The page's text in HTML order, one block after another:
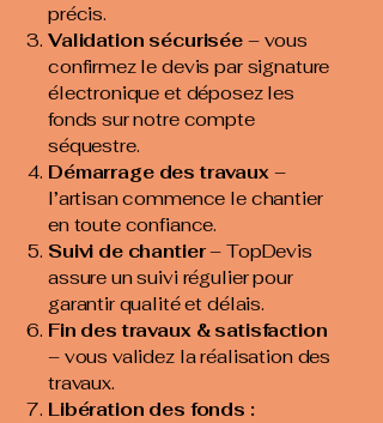
précis.
Validation sécurisée – vous
confirmez le devis par signature
électronique et déposez les
fonds sur notre compte
séquestre.
Démarrage des travaux–
l’artisan commence le chantier
en toute confiance.
Suivi de chantier– TopDevis
assure un suivi régulier pour
garantir qualité et délais.
Fin des travaux & satisfaction
– vous validez la réalisation des
travaux.
Libération des fonds :